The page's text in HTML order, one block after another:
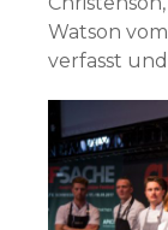
Watson
verfasst